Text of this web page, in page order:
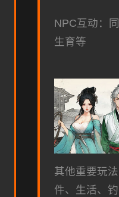
NPC互动：
生育等
其他重要玩
件、生活、